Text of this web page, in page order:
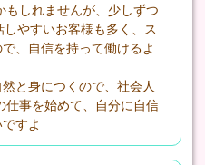
もしれませんが、少しずつ
やすいお客様も多く、ス
、自信を持って働けるよ
と身につくので、社会人
仕事を始めて、自分に自信
すよ